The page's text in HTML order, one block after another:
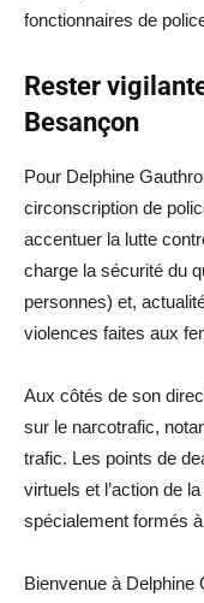
fonctionnaires de
Rester
Besançon
Pour Delphine
circonscription de
accentuer la lutte
charge la sécurité du
personnes) et,
violences faites aux
Aux côtés de son
sur le narcotrafic,
trafic. Les points de
virtuels et l’action de
spécialement formés
Bienvenue à Delphine